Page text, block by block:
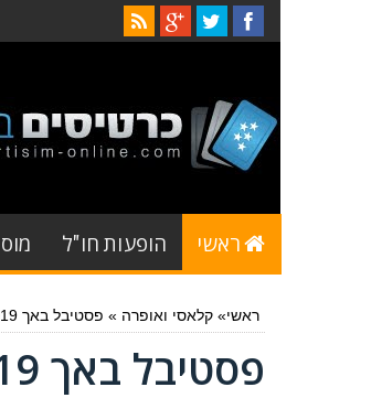
ראשי הופעות חו"ל
ראשי»קלאסי ואופרה » פסטיבל באך 2019 - כרטיסים ולוח הופעות
פסטיבל באך 2019 - כרטיסים ולוח הופעות